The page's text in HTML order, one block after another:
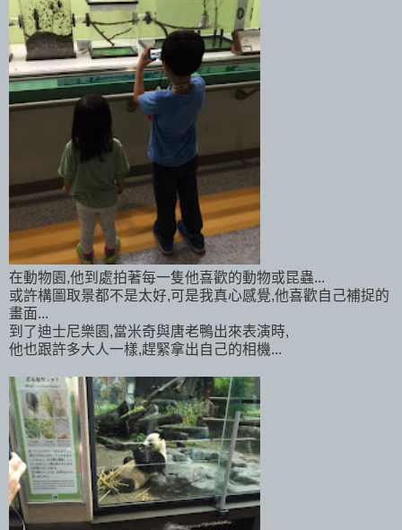
在動物園,他到處拍著每一隻他喜歡的動物或昆蟲...
或許構圖取景都不是太好,可是我真心感覺,他喜歡自己補捉的
畫面...
到了迪士尼樂園,當米奇與唐老鴨出來表演時,
他也跟許多大人一樣,趕緊拿出自己的相機...